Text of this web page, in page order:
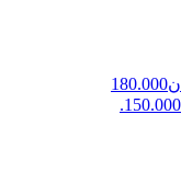
قیمت اصلی: تومان180.000